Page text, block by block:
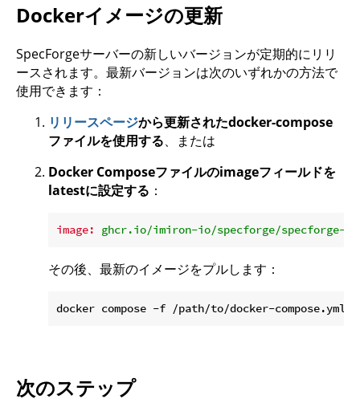
Dockerイメージの更新
SpecForgeサーバーの新しいバージョンが定期的にリリ
ースされます。最新バージョンは次のいずれかの方法で
使用できます：
リリースページから更新されたdocker-compose
ファイルを使用する、または
Docker Composeファイルのimageフィールドを
latestに設定する ：
image: ghcr.io/imiron-io/specforge/specforge-
その後、最新のイメージをプルします：
次のステップ